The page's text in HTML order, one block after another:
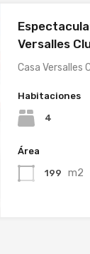
Versalles
Casa Versalles
Habitaciones
4
Área
199 m2